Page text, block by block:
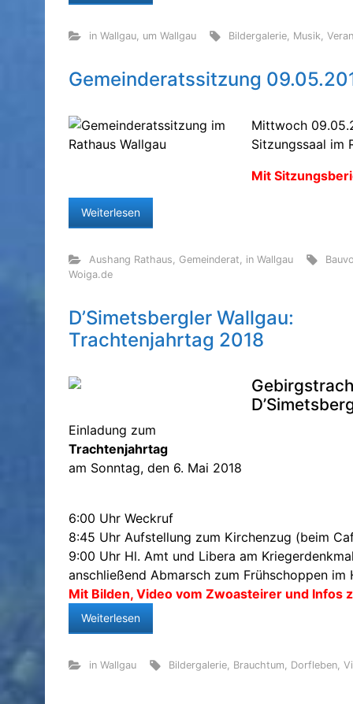
in Wallgau, um Wallgau Bildergalerie Musik ,
Gemeinderatssitzung
Mittwoch
Sitzungssaal im
Mit
Weiterlesen
Aushang Rathaus Gemeinderat in Wallgau
Woiga.de
D’Simetsbergler Wallgau:
Trachtenjahrtag 2018
Einladung zum
Trachtenjahrtag
am Sonntag, den 6. Mai 2018
6:00 Uhr Weckruf
8:45 Uhr Aufstellung zum Kirchenzug (beim
9:00 Uhr Hl. Amt und Libera am
anschließend Abmarsch zum Frühschoppen im
Mit Bilden, Video vom Zwoasteirer und Infos
Weiterlesen
in Wallgau Bildergalerie Brauchtum Dorfleben ,